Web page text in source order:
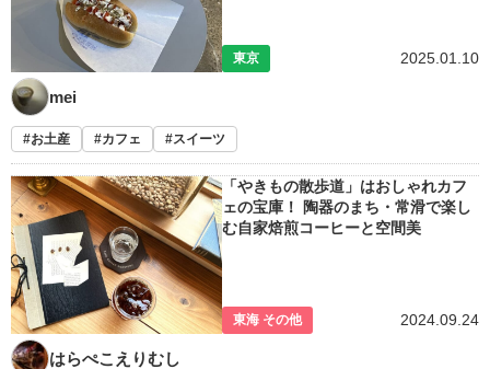
東京 2025.01.10
mei
お土産 カフェ スイーツ
「やきもの散歩道」はおしゃれカフ
ェの宝庫！ 陶器のまち・常滑で楽し
む自家焙煎コーヒーと空間美
東海 その他 2024.09.24
はらぺこえりむし